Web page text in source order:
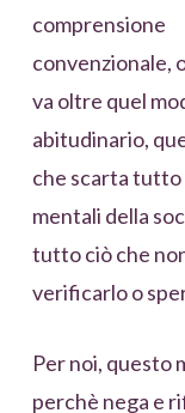
comprensione
convenzionale,
va oltre quel
abitudinario,
che scarta tutto
mentali della
tutto ciò che
verificarlo o
Per noi, questo
perchè nega e